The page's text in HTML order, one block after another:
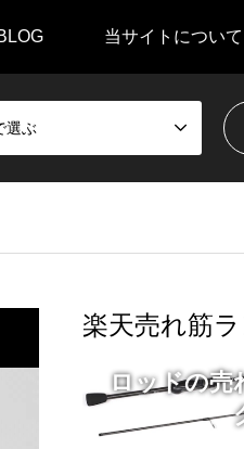
当サイトについて
選ぶ
楽天売れ筋
ロッドの売